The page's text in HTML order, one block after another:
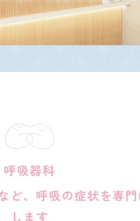
呼吸器科
ど、呼吸の症状を専
します